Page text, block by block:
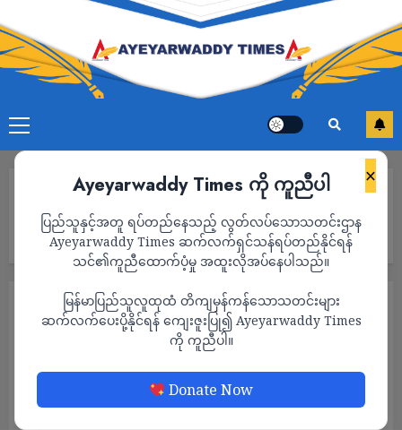
×
Ayeyarwaddy Times ကို ကူညီပါ
ပြည်သူနှင့်အတူ ရပ်တည်နေသည့် လွတ်လပ်သောသတင်းဌာန
Ayeyarwaddy Times ဆက်လက်ရှင်သန်ရပ်တည်နိုင်ရန်
သင်၏ကူညီထောက်ပံ့မှု အထူးလိုအပ်နေပါသည်။
မြန်မာပြည်သူလူထုထံ တိကျမှန်ကန်သောသတင်းများ
ဆက်လက်ပေးပို့နိုင်ရန် ကျေးဇူးပြု၍ Ayeyarwaddy Times
ကို ကူညီပါ။
Donate Now
အမျိုးသမီးများအပါအဝင် ပြည်သူ ၁၀ ဦး ကျော်သေဆုံးပြီး ထိခိုက်
ဒဏ်ရာရသူများပြား
စစ်ကော်မရှင်က ရခိုင် ၃ မြို့နယ်ကို ၂ ရက်ဆက်
တိုက် ဗုံးကြဲ၊ အမျိုးသမီးများအပါအဝင် ပြည်
သူ ၁၀ ဦး ကျော်သေဆုံးပြီး ထိခိုက်ဒဏ်ရာရ
သူများပြား